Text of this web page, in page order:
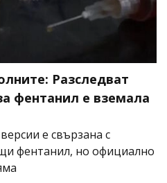
Разследват
фентанил е вземала
е свързана с
фентанил, но официално